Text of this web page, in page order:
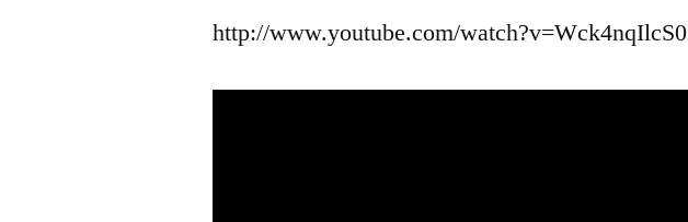
http://www.youtube.com/watch?v=Wck4nqIlcS0